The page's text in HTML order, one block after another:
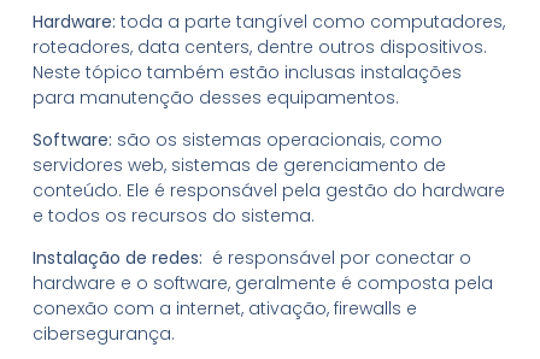
Hardware: toda a parte tangível como computadores,
roteadores, data centers, dentre outros dispositivos.
Neste tópico também estão inclusas instalações
para manutenção desses equipamentos.
Software: são os sistemas operacionais, como
servidores web, sistemas de gerenciamento de
conteúdo. Ele é responsável pela gestão do hardware
e todos os recursos do sistema.
Instalação de redes: é responsável por conectar o
hardware e o software, geralmente é composta pela
conexão com a internet, ativação, firewalls e
cibersegurança.